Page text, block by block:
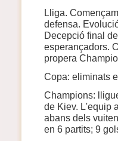
Lliga.
defensa.
Decepció final
esperançadors.
propera
Copa: eliminats
Champions:
de Kiev. L'equip
abans dels
en 6 partits; 9